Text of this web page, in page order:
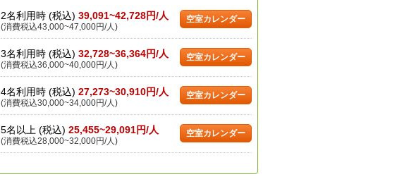
2名利用時 (税込) 39,091~42,728円/人
(消費税込43,000~47,000円/人)
空室カレンダー
3名利用時 (税込) 32,728~36,364円/人
(消費税込36,000~40,000円/人)
空室カレンダー
4名利用時 (税込) 27,273~30,910円/人
(消費税込30,000~34,000円/人)
空室カレンダー
5名以上 (税込) 25,455~29,091円/人
(消費税込28,000~32,000円/人)
空室カレンダー